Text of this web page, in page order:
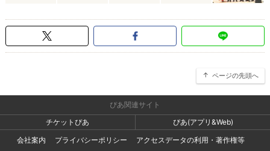
ページの先頭へ
ぴあ関連サイト
チケットぴあ
ぴあ(アプリ&Web)
会社案内
プライバシーポリシー
アクセスデータの利用・著作権等